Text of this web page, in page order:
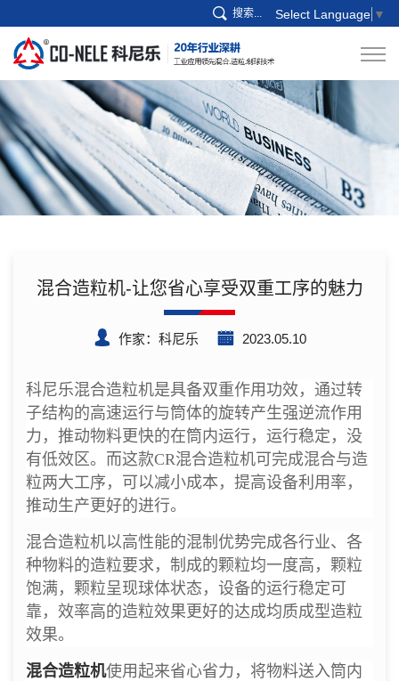
搜索... Select Language ▼
混合造粒机-让您省心享受双重工序的魅力
作家：科尼乐 2023.05.10
科尼乐混合造粒机是具备双重作用功效，通过转
子结构的高速运行与筒体的旋转产生强逆流作用
力，推动物料更快的在筒内运行，运行稳定，没
有低效区。而这款CR混合造粒机可完成混合与造
粒两大工序，可以减小成本，提高设备利用率，
推动生产更好的进行。
混合造粒机以高性能的混制优势完成各行业、各
种物料的造粒要求，制成的颗粒均一度高，颗粒
饱满，颗粒呈现球体状态，设备的运行稳定可
靠，效率高的造粒效果更好的达成均质成型造粒
效果。
混合造粒机使用起来省心省力，将物料送入筒内